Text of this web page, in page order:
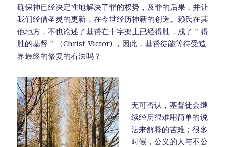
确保神已经决定性地解决了罪的权势，及罪的后果，并让
我们经借圣灵的更新，在今世经历神新的创造。赖氏在其
他地方，不也论述了基督在十字架上已经得胜，成了＂得
胜的基督＂（Christ Victor) ，因此，基督徒能等待受造
界最终的修复的看法吗？
无可否认，基督徒会继
续经历很难用简单的说
法来解释的苦难；很多
时候，公义的人与不公